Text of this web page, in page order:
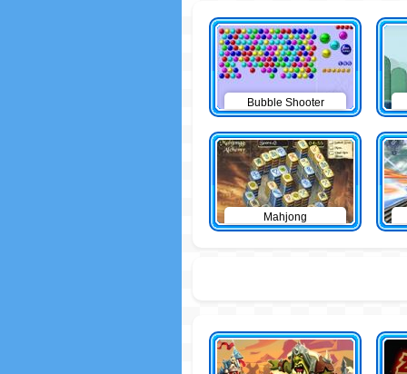
Bubble Shooter
Mahjong